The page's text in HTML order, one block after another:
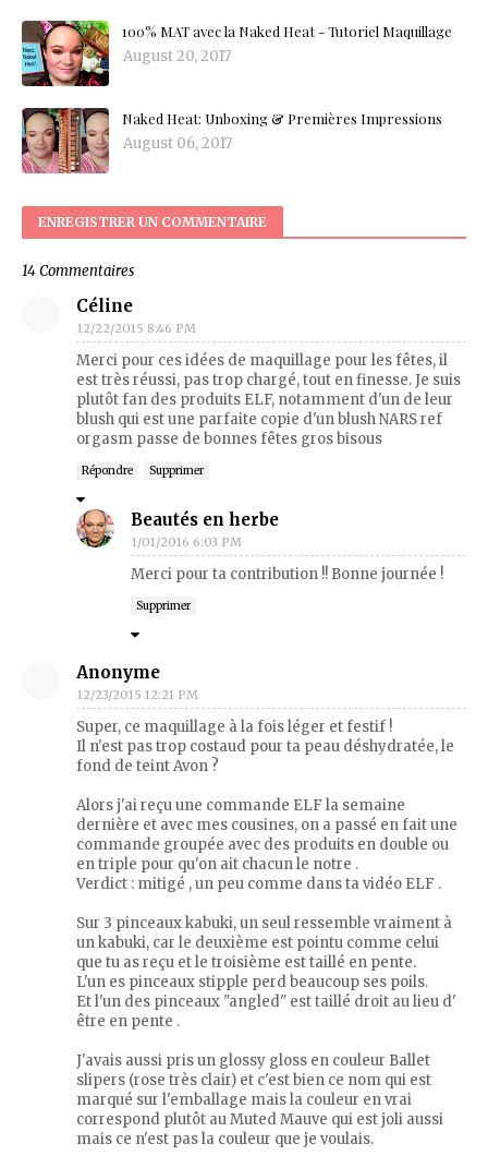
100% MAT avec la Naked Heat - Tutoriel Maquillage
August 20, 2017
Naked Heat: Unboxing & Premières Impressions
August 06, 2017
ENREGISTRER UN COMMENTAIRE
14 Commentaires
Céline
12/22/2015 8:46 PM
Merci pour ces idées de maquillage pour les fêtes, il
est très réussi, pas trop chargé, tout en finesse. Je suis
plutôt fan des produits ELF, notamment d'un de leur
blush qui est une parfaite copie d'un blush NARS ref
orgasm passe de bonnes fêtes gros bisous
Répondre Supprimer
Beautés en herbe
1/01/2016 6:03 PM
Merci pour ta contribution !! Bonne journée !
Supprimer
Anonyme
12/23/2015 12:21 PM
Super, ce maquillage à la fois léger et festif !
Il n'est pas trop costaud pour ta peau déshydratée, le
fond de teint Avon ?
Alors j'ai reçu une commande ELF la semaine
dernière et avec mes cousines, on a passé en fait une
commande groupée avec des produits en double ou
en triple pour qu'on ait chacun le notre .
Verdict : mitigé , un peu comme dans ta vidéo ELF .
Sur 3 pinceaux kabuki, un seul ressemble vraiment à
un kabuki, car le deuxième est pointu comme celui
que tu as reçu et le troisième est taillé en pente.
L'un es pinceaux stipple perd beaucoup ses poils.
Et l'un des pinceaux "angled" est taillé droit au lieu d'
être en pente .
J'avais aussi pris un glossy gloss en couleur Ballet
slipers (rose très clair) et c'est bien ce nom qui est
marqué sur l'emballage mais la couleur en vrai
correspond plutôt au Muted Mauve qui est joli aussi
mais ce n'est pas la couleur que je voulais.